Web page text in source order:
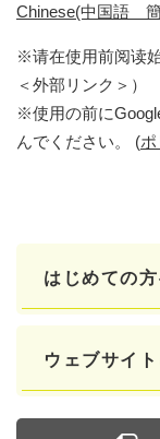
Chinese(中国語
※请在使用前阅读
＜外部リンク＞ ）
※使用の前に
んでください。 (
はじめての
ウェブサイ